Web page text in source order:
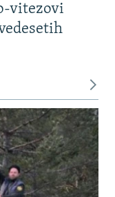
vitezovi